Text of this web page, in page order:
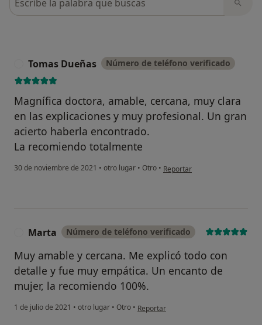
Tomas Dueñas Número de teléfono verificado
Magnífica doctora, amable, cercana, muy clara
en las explicaciones y muy profesional. Un gran
acierto haberla encontrado.
La recomiendo totalmente
30 de noviembre de 2021 • otro lugar • Otro • en opinión del usuario Tomas
Reportar
Marta Número de teléfono verificado
Muy amable y cercana. Me explicó todo con
detalle y fue muy empática. Un encanto de
mujer, la recomiendo 100%.
1 de julio de 2021 • otro lugar • Otro • en opinión del usuario Marta
Reportar